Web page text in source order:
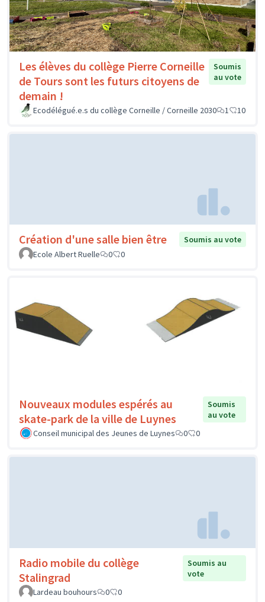
Les élèves du collège Pierre Corneille
de Tours sont les futurs citoyens de
demain !
Soumis
au vote
Ecodélégué.e.s du collège Corneille / Corneille 2030 1 10
Création d'une salle bien être
Soumis au vote
Ecole Albert Ruelle
0 0
Nouveaux modules espérés au
skate-park de la ville de Luynes
Soumis
au vote
Conseil municipal des Jeunes de Luynes
0 0
Radio mobile du collège
Stalingrad
Soumis au
vote
Lardeau bouhours
0 0